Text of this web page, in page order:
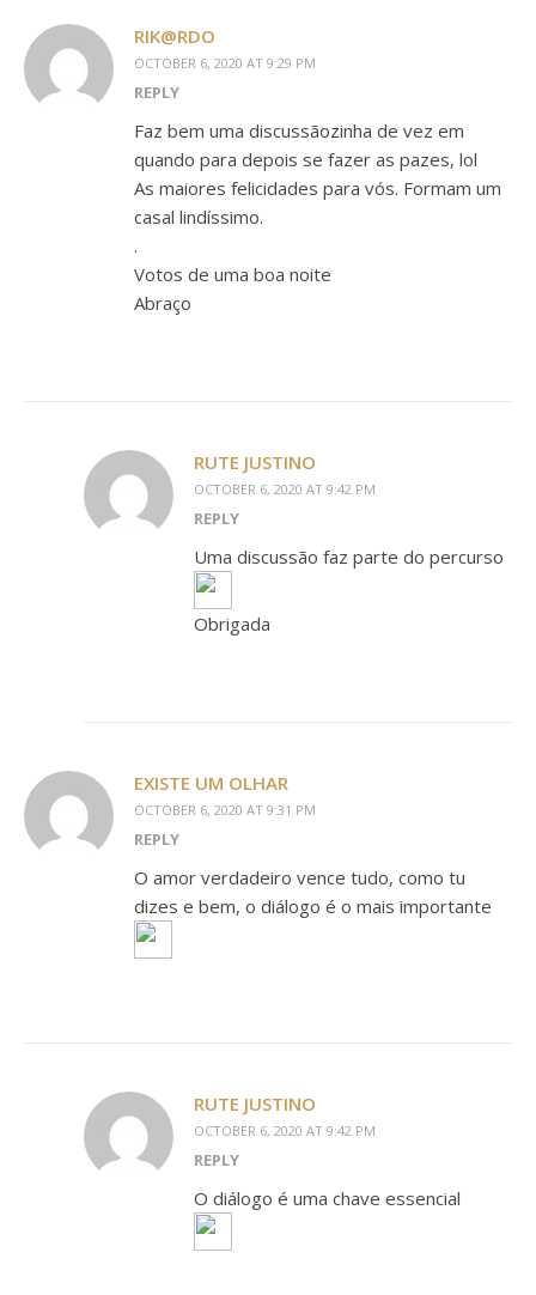
RIK@RDO
OCTOBER 6, 2020 AT 9:29 PM
REPLY
Faz bem uma discussãozinha de vez em
quando para depois se fazer as pazes, lol
As maiores felicidades para vós. Formam um
casal lindíssimo.
.
Votos de uma boa noite
Abraço
RUTE JUSTINO
OCTOBER 6, 2020 AT 9:42 PM
REPLY
Uma discussão faz parte do percurso
Obrigada
EXISTE UM OLHAR
OCTOBER 6, 2020 AT 9:31 PM
REPLY
O amor verdadeiro vence tudo, como tu
dizes e bem, o diálogo é o mais importante
RUTE JUSTINO
OCTOBER 6, 2020 AT 9:42 PM
REPLY
O diálogo é uma chave essencial